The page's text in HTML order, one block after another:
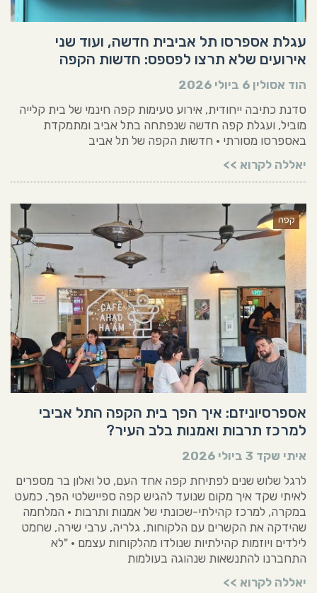
עגלת אספרסו תל אביבית חדשה, ועוד שני
אירועים שלא תרצו לפספס: חדשות הקפה
הוד אסולין 6 ביולי 2026
סדנת כתיבה ייחודית, אירוע טעימות קפה חינמי של בית קלייה
מוביל, ועגלת קפה חדשה שנפתחה בתל אביב ומתמקדת
באספרסו מסורתי • חדשות הקפה של תל אביב
יאללה לקרוא >>
קפה
אספרסיוניזם: איך הפך בית הקפה התל אביבי
למרכז תרבות ואמנות בלב העיר?
איתי שקד 3 ביולי 2026
לרגל שלוש שנים לפתיחת קפה אחד העם, טל ואלון בר מספרים
לאיתי שקד איך מקום שנועד להגיש קפה ספיישלטי הפך, כמעט
במקרה, למרכז קהילתי-שכונתי של אמנות ותרבות • המלחמה
שהידקה את הקשרים עם הלקוחות, גלריה, ערבי שירה, שחמט
לילדים ויוזמות קהילתיות שנולדו מהלקוחות עצמם • "לא
התחברנו להתנשאות שנהוגה בעולמות
יאללה לקרוא >>